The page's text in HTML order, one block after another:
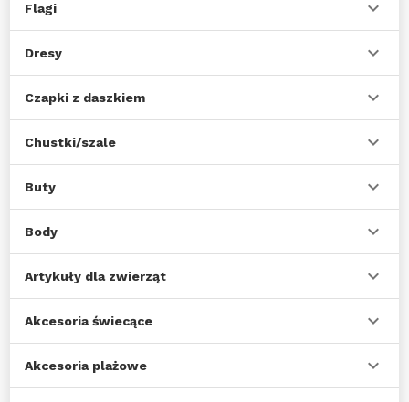
Flagi
Dresy
Czapki z daszkiem
Chustki/szale
Buty
Body
Artykuły dla zwierząt
Akcesoria świecące
Akcesoria plażowe